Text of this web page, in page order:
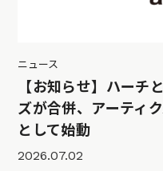
ニュース
【お知らせ】ハーチ
ズが合併、アーティ
として始動
2026.07.02